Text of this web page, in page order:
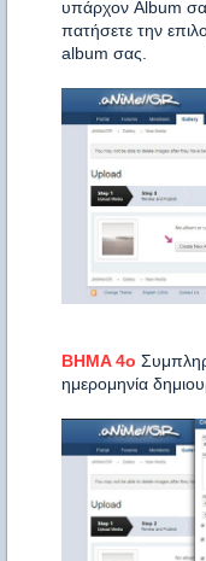
υπάρχον Album
πατήσετε την
album σας.
BHMA 4o
ημερομηνία